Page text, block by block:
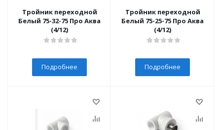
Тройник переходной
Белый 75-32-75 Про Аква
(4/12)
Подробнее
Тройник переходной
Белый 75-25-75 Про Аква
(4/12)
Подробнее